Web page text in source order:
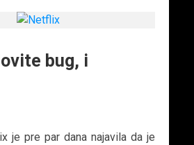
bug, i
je pre par dana najavila da je